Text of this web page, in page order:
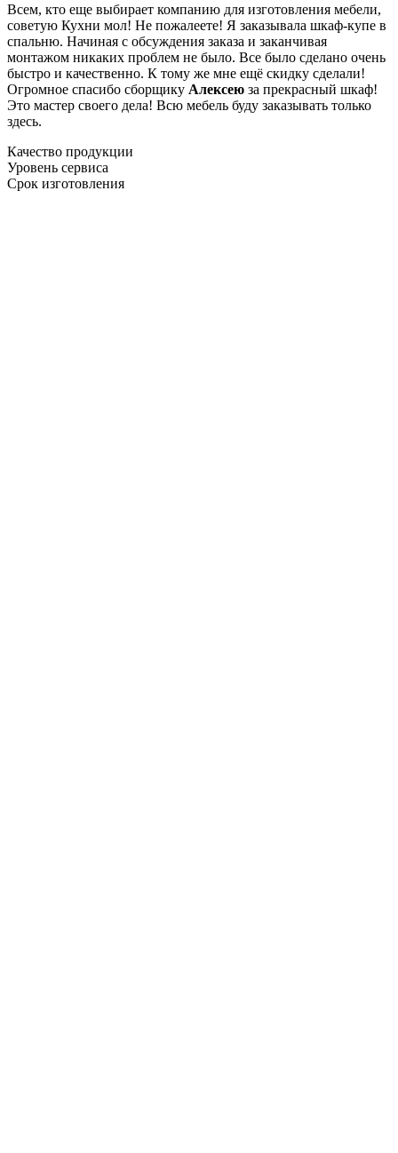
Всем, кто еще выбирает компанию для изготовления мебели,
советую Кухни мол! Не пожалеете! Я заказывала шкаф-купе в
спальню. Начиная с обсуждения заказа и заканчивая
монтажом никаких проблем не было. Все было сделано очень
быстро и качественно. К тому же мне ещё скидку сделали!
Огромное спасибо сборщику Алексею за прекрасный шкаф!
Это мастер своего дела! Всю мебель буду заказывать только
здесь.
Качество продукции
Уровень сервиса
Срок изготовления